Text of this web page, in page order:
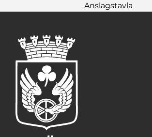
Anslagstavla